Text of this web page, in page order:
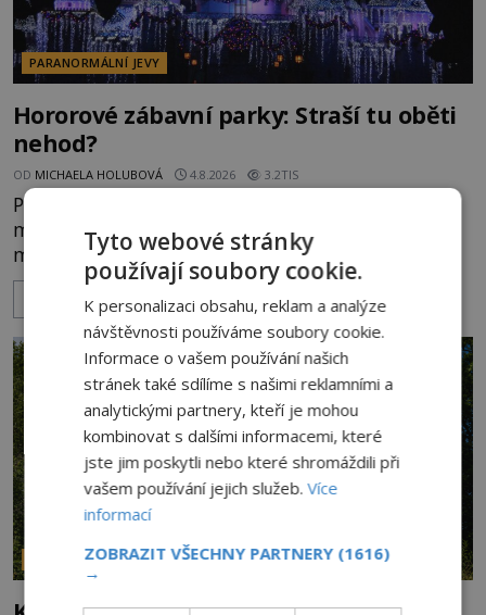
PARANORMÁLNÍ JEVY
Hororové zábavní parky: Straší tu oběti
nehod?
OD MICHAELA HOLUBOVÁ 4.8.2026 3.2TIS
Přibližně 60 km po dálnici od Los Angeles leží
město Anaheim. Jeho název většině Evropanů
mnoho neřekne. Ale když se zmíní zdejší
Disneyland, je hned jasno. Zábavní park vyroste na
poklidném místě bývalého sadu pomerančovníků.
Klid tu teď rozhodně nepanuje, park navštíví
kolem 17 000 000 zábavychtivých lidí ročně. A ač je
velká snaha to utajit, někteří z
ZOBRAZIT VÍCE
PARANORMÁLNÍ JEVY
Tyto webové stránky
používají soubory cookie.
K personalizaci obsahu, reklam a analýze
návštěvnosti používáme soubory cookie.
Informace o vašem používání našich
stránek také sdílíme s našimi reklamními a
analytickými partnery, kteří je mohou
kombinovat s dalšími informacemi, které
jste jim poskytli nebo které shromáždili při
vašem používání jejich služeb.Více
informací
ZOBRAZIT VŠECHNY PARTNERY (1616)
→